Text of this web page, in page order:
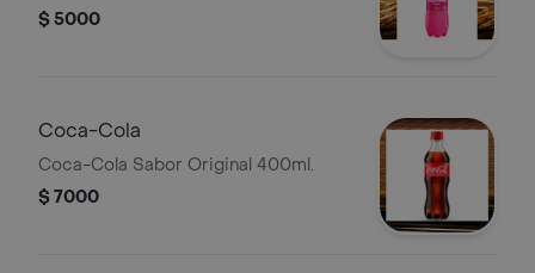
$ 5000
Coca-Cola
Coca-Cola Sabor Original 400ml.
$ 7000